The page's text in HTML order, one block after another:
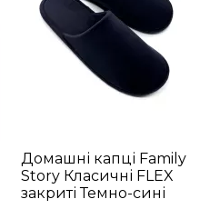
Домашні капці Family
Story Класичні FLEX
закриті Темно-сині